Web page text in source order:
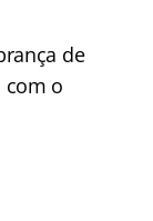
de
com o